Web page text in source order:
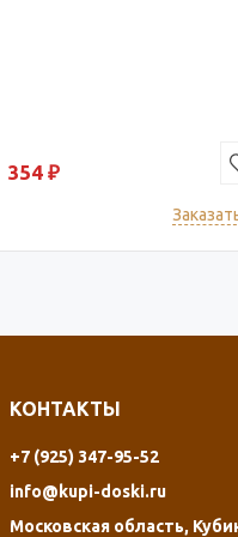
354 ₽
КОНТАКТЫ
+7 (925) 347-95-52
info@kupi-doski.ru
Московская область,